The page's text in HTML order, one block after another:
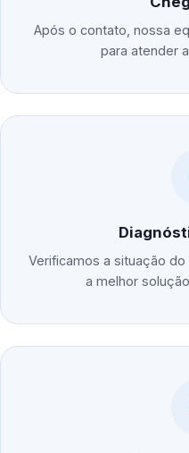
Após o contato, nossa
para atender
Verificamos a situação
a melhor